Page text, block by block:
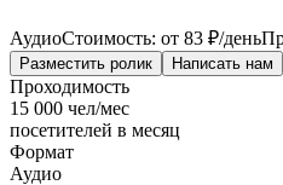
АудиоСтоимость: от 83 ₽/день
Разместить ролик Написать нам
Проходимость
15 000 чел/мес
посетителей в месяц
Формат
Аудио